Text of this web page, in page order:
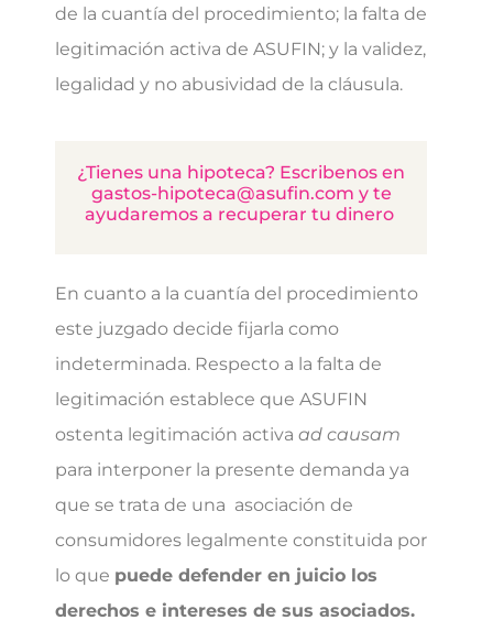
de la cuantía del procedimiento; la falta de
legitimación activa de ASUFIN; y la validez,
legalidad y no abusividad de la cláusula.
¿Tienes una hipoteca? Escribenos en
gastos-hipoteca@asufin.com y te
ayudaremos a recuperar tu dinero
En cuanto a la cuantía del procedimiento
este juzgado decide fijarla como
indeterminada. Respecto a la falta de
legitimación establece que ASUFIN
ostenta legitimación activa ad causam
para interponer la presente demanda ya
que se trata de una asociación de
consumidores legalmente constituida por
lo que puede defender en juicio los
derechos e intereses de sus asociados.